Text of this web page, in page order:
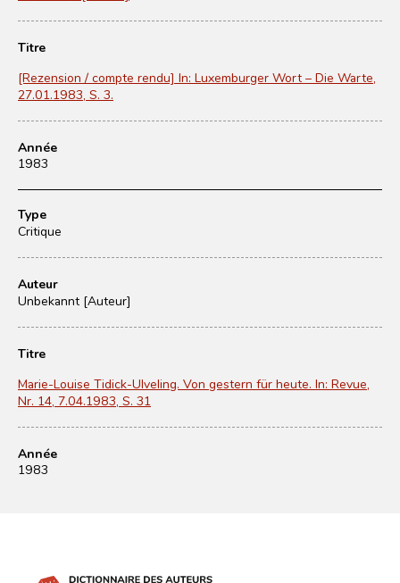
Titre
[Rezension / compte rendu] In: Luxemburger Wort – Die Warte,
27.01.1983, S. 3.
Année
1983
Type
Critique
Auteur
Unbekannt [Auteur]
Titre
Marie-Louise Tidick-Ulveling. Von gestern für heute. In: Revue,
Nr. 14, 7.04.1983, S. 31
Année
1983